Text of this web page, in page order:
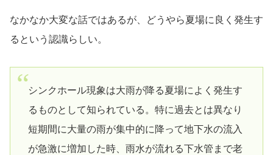
なかなか大変な話ではあるが、どうやら夏場に良く発生す
るという認識らしい。
シンクホール現象は大雨が降る夏場によく発生す
るものとして知られている。特に過去とは異なり
短期間に大量の雨が集中的に降って地下水の流入
が急激に増加した時、雨水が流れる下水管まで老